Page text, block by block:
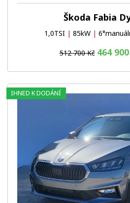
Škoda Fabia
1,0TSI | 85kW |
512 700 Kč 464
IHNED K DODÁNÍ